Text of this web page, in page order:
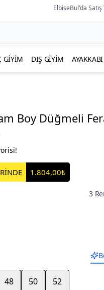
ElbiseBul'da Satış
GIYIM DIŞ GIYIM AYAKKABI
Boy Düğmeli
1.804,00₺
3
48 50 52